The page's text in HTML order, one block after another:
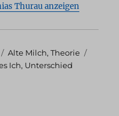
Thurau anzeigen
Kategorien
Alte Milch,Theorie
Ich, Unterschied